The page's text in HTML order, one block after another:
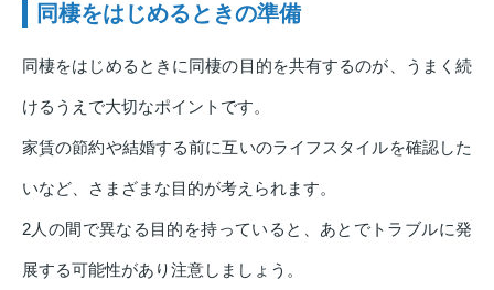
同棲をはじめるときの準備
同棲をはじめるときに同棲の目的を共有するのが、うまく続
けるうえで大切なポイントです。
家賃の節約や結婚する前に互いのライフスタイルを確認した
いなど、さまざまな目的が考えられます。
2人の間で異なる目的を持っていると、あとでトラブルに発
展する可能性があり注意しましょう。